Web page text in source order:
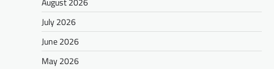
July 2026
June 2026
May 2026